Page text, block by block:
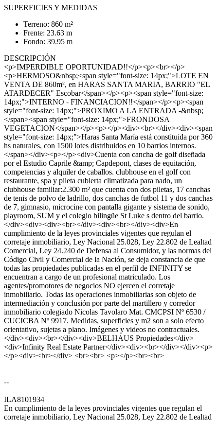
SUPERFICIES Y MEDIDAS
Terreno: 860 m²
Frente: 23.63 m
Fondo: 39.95 m
DESCRIPCIÓN
<p>IMPERDIBLE OPORTUNIDAD!!</p><p><br></p>
<p>HERMOSO&nbsp;<span style="font-size: 14px;">LOTE EN
VENTA DE 860m², en HARAS SANTA MARIA, BARRIO "EL
ATARDECER" Escobar</span></p><p><span style="font-size:
14px;">INTERNO - FINANCIACION!!</span></p><p><span
style="font-size: 14px;">PROXIMO A LA ENTRADA -&nbsp;
</span><span style="font-size: 14px;">FRONDOSA
VEGETACION</span></p><p></p><div><br></div><div><span
style="font-size: 14px;">Haras Santa María está constituida por 360
hs naturales, con 1500 lotes distribuidos en 10 barrios internos.
</span></div><p></p><div>Cuenta con cancha de golf diseñada
por el Estudio Caprile &amp; Capdepont, clases de equitación,
competencias y alquiler de caballos. clubhouse en el golf con
restaurante, spa y pileta cubierta climatizada para nado, un
clubhouse familiar:2.300 m² que cuenta con dos piletas, 17 canchas
de tenis de polvo de ladrillo, dos canchas de futbol 11 y dos canchas
de 7, gimnasio, microcine con pantalla gigante y sistema de sonido,
playroom, SUM y el colegio bilingüe St Luke s dentro del barrio.
</div><div><div><br></div><div><br></div><div>En
cumplimiento de la leyes provinciales vigentes que regulan el
corretaje inmobiliario, Ley Nacional 25.028, Ley 22.802 de Lealtad
Comercial, Ley 24.240 de Defensa al Consumidor, y las normas del
Código Civil y Comercial de la Nación, se deja constancia de que
todas las propiedades publicadas en el perfil de INFINITY se
encuentran a cargo de un profesional matriculado. Los
agentes/promotores de negocios NO ejercen el corretaje
inmobiliario. Todas las operaciones inmobiliarias son objeto de
intermediación y conclusión por parte del martillero y corredor
inmobiliario colegiado Nicolas Tavolaro Mat. CMCPSI Nº 6530 /
CUCICBA Nº 9917. Medidas, superficies y m2 son a solo efecto
orientativo, sujetas a plano. Imágenes y videos no contractuales.
</div><div><br></div><div>BELHAUS Propiedades</div>
<div>Infinity Real Estate Partner</div><div><br></div></div><p>
</p><div><br></div> <br><br> <p></p><br><br>
--
ILA8101934
En cumplimiento de la leyes provinciales vigentes que regulan el
corretaje inmobiliario, Ley Nacional 25.028, Ley 22.802 de Lealtad